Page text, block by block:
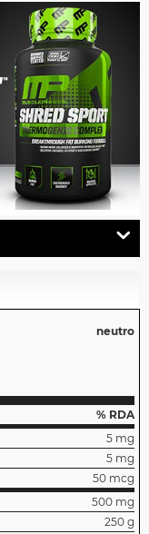
neutro
% RDA
5 mg
5 mg
50 mcg
500 mg
250 g